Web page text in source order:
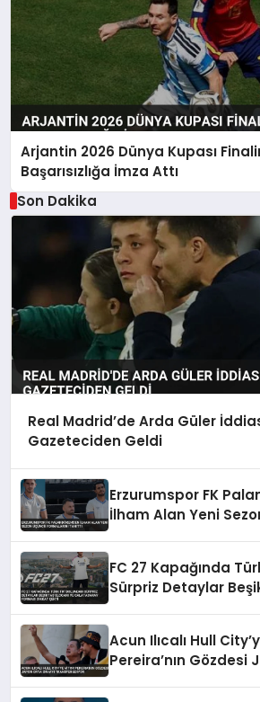
Arjantin 2026 Dünya Kupası
Başarısızlığa İmza Attı
Son Dakika
Real Madrid’de Arda Güler
Gazeteciden Geldi
Erzurumspor FK
İlham Alan Yeni
FC 27 Kapağında
Sürpriz Detaylar
Acun Ilıcalı Hull
Pereira’nın Gözdesi